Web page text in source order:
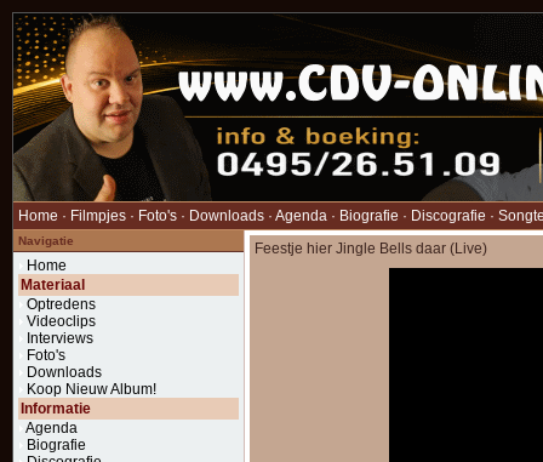
Home · Filmpjes · Foto's · Downloads · Agenda · Biografie · Discografie ·
Navigatie
Home
Materiaal
Optredens
Videoclips
Interviews
Foto's
Downloads
Koop Nieuw Album!
Informatie
Agenda
Biografie
Feestje hier Jingle Bells daar (Live)